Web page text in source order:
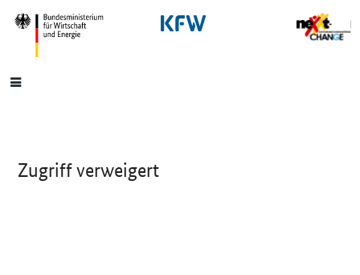
SrOnlyNavigation
Hauptmenü
Zugriff verweigert